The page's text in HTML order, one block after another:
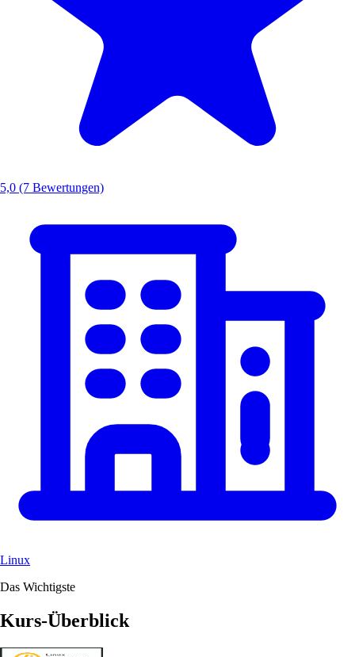
5,0 (7 Bewertungen)
Linux
Das Wichtigste
Kurs-Überblick